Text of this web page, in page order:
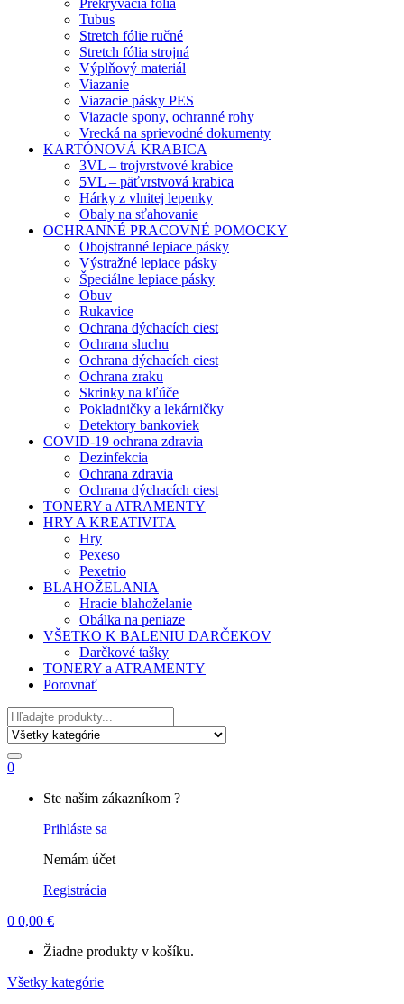
Prekrývacia fólia
Tubus
Stretch fólie ručné
Stretch fólia strojná
Výplňový materiál
Viazanie
Viazacie pásky PES
Viazacie spony, ochranné rohy
Vrecká na sprievodné dokumenty
KARTÓNOVÁ KRABICA
3VL – trojvrstvové krabice
5VL – päťvrstvová krabica
Hárky z vlnitej lepenky
Obaly na sťahovanie
OCHRANNÉ PRACOVNÉ POMOCKY
Obojstranné lepiace pásky
Výstražné lepiace pásky
Špeciálne lepiace pásky
Obuv
Rukavice
Ochrana dýchacích ciest
Ochrana sluchu
Ochrana dýchacích ciest
Ochrana zraku
Skrinky na kľúče
Pokladničky a lekárničky
Detektory bankoviek
COVID-19 ochrana zdravia
Dezinfekcia
Ochrana zdravia
Ochrana dýchacích ciest
TONERY a ATRAMENTY
HRY A KREATIVITA
Hry
Pexeso
Pexetrio
BLAHOŽELANIA
Hracie blahoželanie
Obálka na peniaze
VŠETKO K BALENIU DARČEKOV
Darčkové tašky
TONERY a ATRAMENTY
Porovnať
Hľadať
0
Ste našim zákazníkom ?
Prihláste sa
Nemám účet
Registrácia
0 0,00 €
Žiadne produkty v košíku.
Všetky kategórie